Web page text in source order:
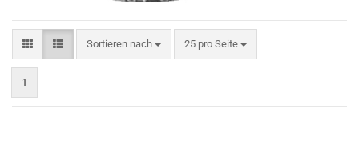
Sortieren nach
Sortieren nach 25 pro Seite
pro Seite
1